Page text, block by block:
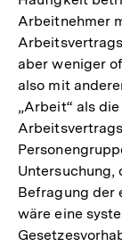
Arbeitnehmer
aber weniger
also mit
„Arbeit“ als
Untersuchung,
Befragung der
wäre eine